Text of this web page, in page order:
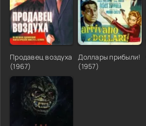
Продавец воздуха
(1967)
Доллары прибыли!
(1957)